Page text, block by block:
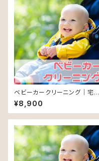
ベビーカークリーニング｜宅配
（北海道内）
¥8,900